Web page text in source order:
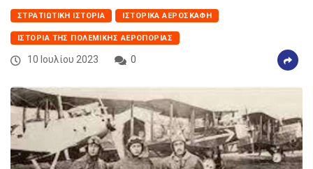
ΣΤΡΑΤΙΩΤΙΚΉ ΙΣΤΟΡΊΑ ΙΣΤΟΡΙΚΆ ΑΕΡΟΣΚΆΦΗ
ΙΣΤΟΡΊΑ ΤΗΣ ΠΟΛΕΜΙΚΉΣ ΑΕΡΟΠΟΡΊΑΣ
10 Ιουλίου 2023 0